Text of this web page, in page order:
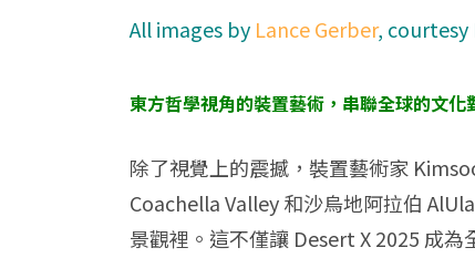
All images by Lance Gerber, courtesy
東方哲學視角的裝置藝術，串聯全球的文化
除了視覺上的震撼，裝置藝術家
Coachella Valley 和沙烏地阿拉伯
景觀裡。這不僅讓 Desert X 2025 成